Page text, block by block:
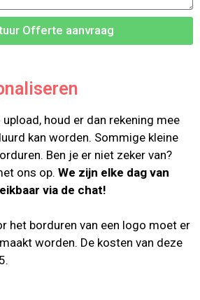
Offerte aanvraag
houd er dan rekening mee
kan worden. Sommige kleine
Ben je er niet zeker van?
ons op. We zijn elke dag van
via de chat!
het borduren van een logo moet er
worden. De kosten van deze